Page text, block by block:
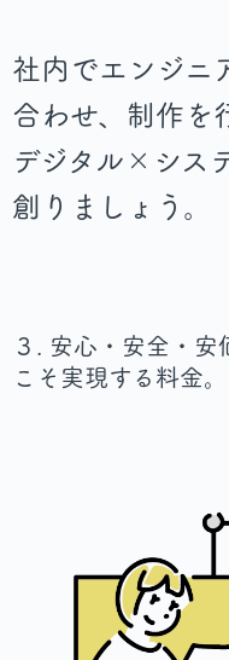
社内でエンジニ
合わせ、制作を
デジタル×シス
創りましょう。
３. 安心・安全・安
こそ実現する料金。